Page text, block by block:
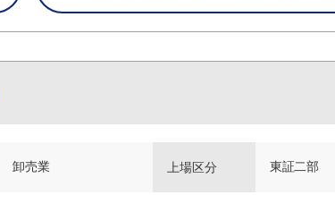
卸売業 上場区分 東証二部